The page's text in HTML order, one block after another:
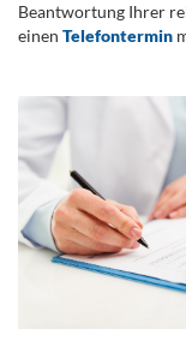
Beantwortung Ihrer
einen Telefontermin